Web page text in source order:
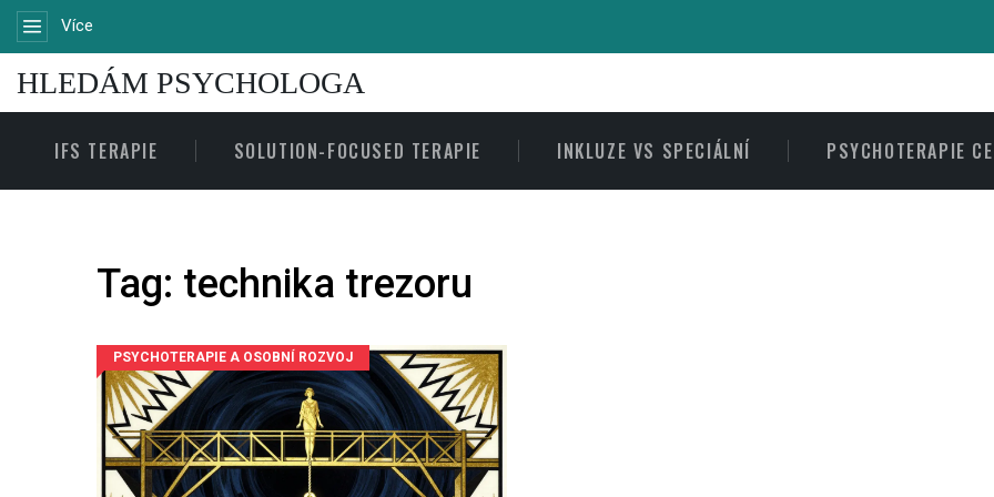
Více
HLEDÁM PSYCHOLOGA
IFS TERAPIE SOLUTION-FOCUSED TERAPIE INKLUZE VS SPECIÁLNÍ PSYCHOTERAPIE
Tag: technika trezoru
PSYCHOTERAPIE A OSOBNÍ ROZVOJ